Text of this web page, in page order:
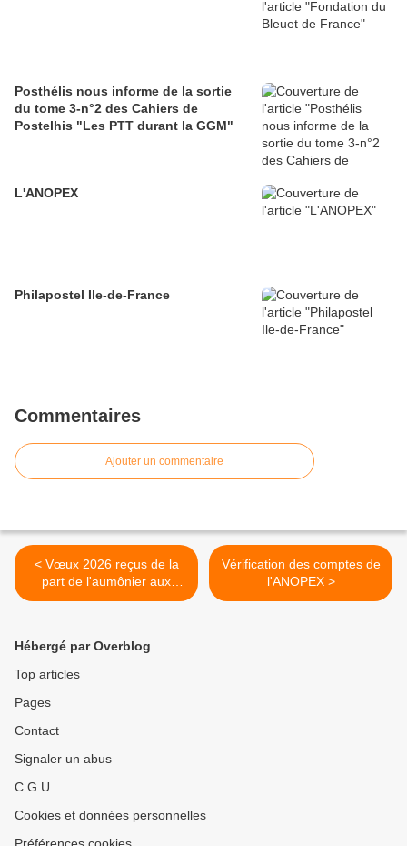
Posthélis nous informe de la sortie
du tome 3-n°2 des Cahiers de
Postelhis "Les PTT durant la GGM"
L'ANOPEX
Philapostel Ile-de-France
Commentaires
Ajouter un commentaire
< Vœux 2026 reçus de la
part de l'aumônier aux
armées
Vérification des comptes de
l'ANOPEX >
Hébergé par Overblog
Top articles
Pages
Contact
Signaler un abus
C.G.U.
Cookies et données personnelles